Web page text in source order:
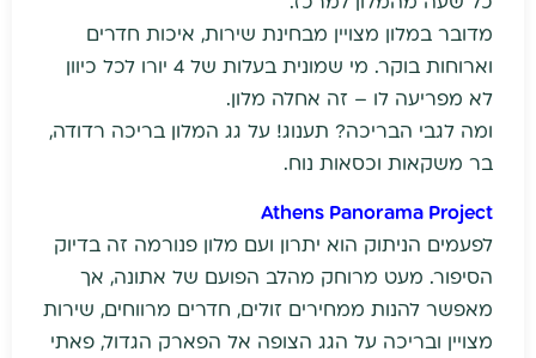
מדובר במלון מצויין מבחינת שירות, איכות חדרים
וארוחות בוקר. מי שמונית בעלות של 4 יורו לכל כיוון
לא מפריעה לו – זה אחלה מלון.
ומה לגבי הבריכה? תענוג! על גג המלון בריכה רדודה,
בר משקאות וכסאות נוח.
Athens Panorama Project
לפעמים הניתוק הוא יתרון ועם מלון פנורמה זה בדיוק
הסיפור. מעט מרוחק מהלב הפועם של אתונה, אך
מאפשר להנות ממחירים זולים, חדרים מרווחים, שירות
מצויין ובריכה על הגג הצופה אל הפארק הגדול, פאתי